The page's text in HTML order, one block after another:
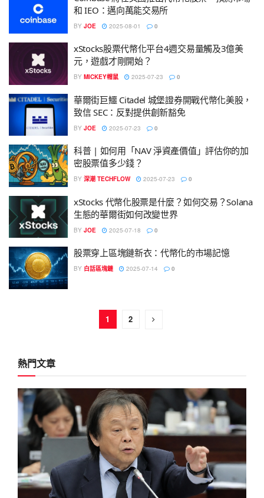
和 IEO：邁向萬能交易所
BY JOE 2025-08-01 0
xStocks股票代幣化平台4週交易量觸及3億美
元，遊戲才剛開始？
BY MICKEY帽鼠 2025-07-23 0
華爾街巨鱷 Citadel 城堡證券開戰代幣化美股，
致信 SEC：反對提供創新豁免
BY JOE 2025-07-23 0
科普 | 如何用「NAV 淨資產價值」評估你的加
密股票值多少錢？
BY 深潮 TECHFLOW 2025-07-23 0
xStocks 代幣化股票是什麼？如何交易？Solana
生態的華爾街如何改變世界
BY JOE 2025-07-18 0
股票穿上區塊鏈新衣：代幣化的市場記憶
BY 白話區塊鏈 2025-07-14 0
1 2
熱門文章